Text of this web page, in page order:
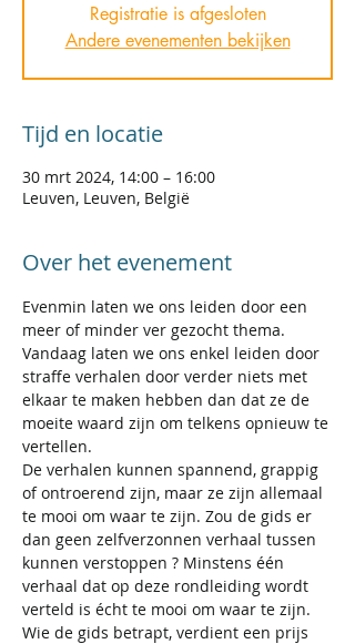
Registratie is afgesloten
Andere evenementen bekijken
Tijd en locatie
30 mrt 2024, 14:00 – 16:00
Leuven, Leuven, België
Over het evenement
Evenmin laten we ons leiden door een
meer of minder ver gezocht thema.
Vandaag laten we ons enkel leiden door
straffe verhalen door verder niets met
elkaar te maken hebben dan dat ze de
moeite waard zijn om telkens opnieuw te
vertellen.
De verhalen kunnen spannend, grappig
of ontroerend zijn, maar ze zijn allemaal
te mooi om waar te zijn. Zou de gids er
dan geen zelfverzonnen verhaal tussen
kunnen verstoppen ? Minstens één
verhaal dat op deze rondleiding wordt
verteld is écht te mooi om waar te zijn.
Wie de gids betrapt, verdient een prijs